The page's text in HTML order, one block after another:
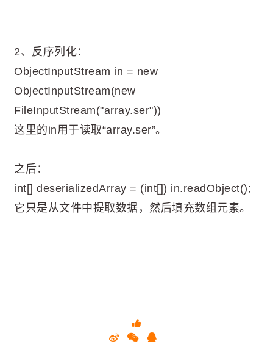
2、反序列化：
ObjectInputStream in = new
ObjectInputStream(new
FileInputStream("array.ser"))
这里的in用于读取“array.ser”。
之后：
int[] deserializedArray = (int[]) in.readObject();
它只是从文件中提取数据，然后填充数组元素。